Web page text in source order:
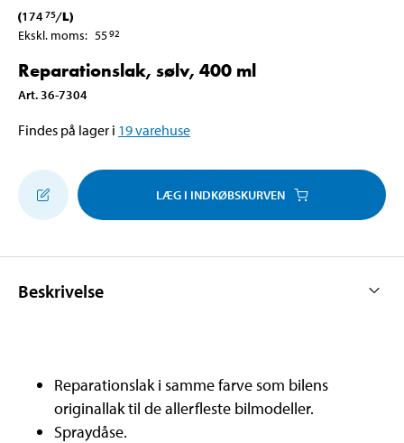
(17475/L)
Ekskl. moms: 5592
Reparationslak, sølv, 400 ml
Art. 36-7304
Findes på lager i 19varehuse
LÆG I INDKØBSKURVEN
Beskrivelse
Reparationslak i samme farve som bilens
originallak til de allerfleste bilmodeller.
Spraydåse.